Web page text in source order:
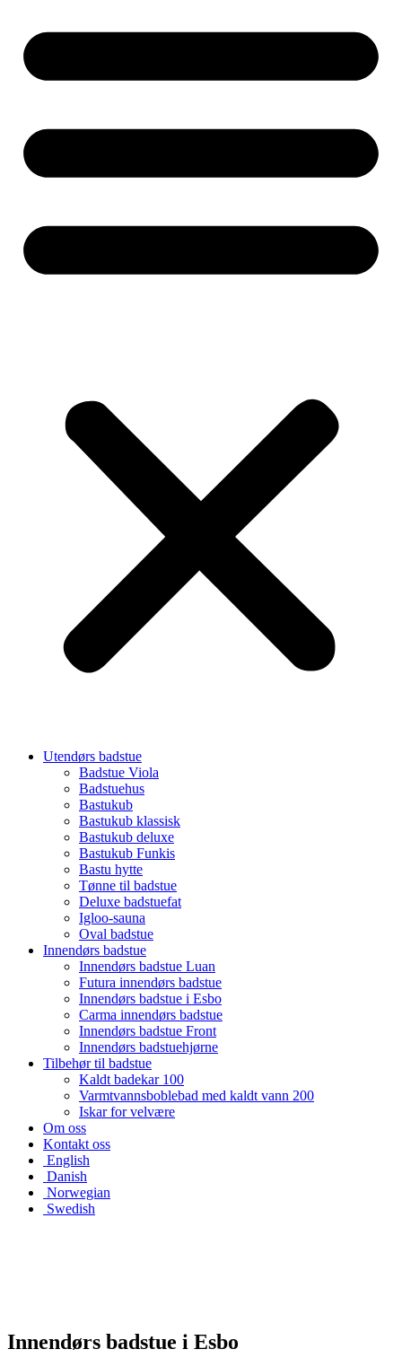
Utendørs badstue
Badstue Viola
Badstuehus
Bastukub
Bastukub klassisk
Bastukub deluxe
Bastukub Funkis
Bastu hytte
Tønne til badstue
Deluxe badstuefat
Igloo-sauna
Oval badstue
Innendørs badstue
Innendørs badstue Luan
Futura innendørs badstue
Innendørs badstue i Esbo
Carma innendørs badstue
Innendørs badstue Front
Innendørs badstuehjørne
Tilbehør til badstue
Kaldt badekar 100
Varmtvannsboblebad med kaldt vann 200
Iskar for velvære
Om oss
Kontakt oss
English
Danish
Norwegian
Swedish
Innendørs badstue i Esbo